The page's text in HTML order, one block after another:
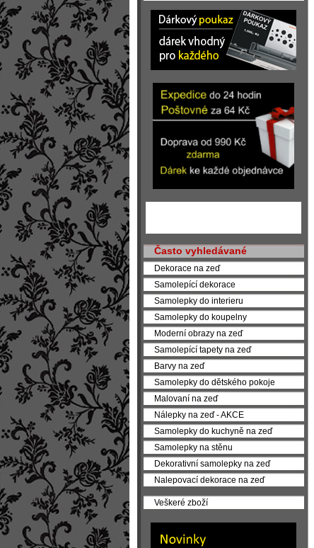
Často vyhledávané
Dekorace na zeď
Samolepící dekorace
Samolepky do interieru
Samolepky do koupelny
Moderní obrazy na zeď
Samolepící tapety na zeď
Barvy na zeď
Samolepky do dětského pokoje
Malovaní na zeď
Nálepky na zeď - AKCE
Samolepky do kuchyně na zeď
Samolepky na stěnu
Dekorativní samolepky na zeď
Nalepovací dekorace na zeď
Veškeré zboží